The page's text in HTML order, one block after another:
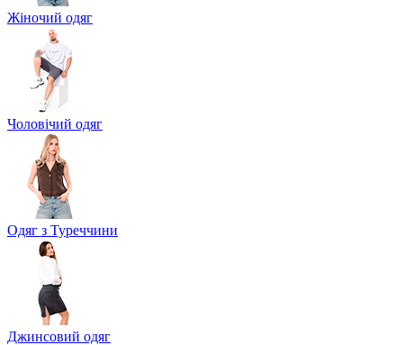
Жіночий одяг
Чоловічий одяг
Одяг з Туреччини
Джинсовий одяг